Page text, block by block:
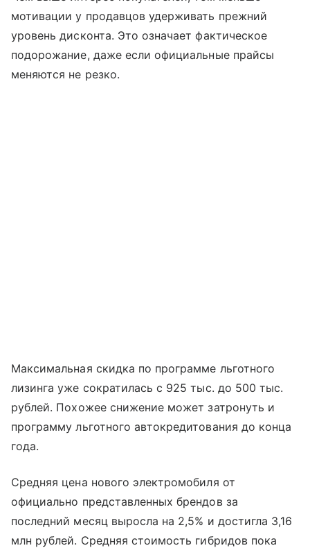
мотивации у продавцов удерживать прежний
уровень дисконта. Это означает фактическое
подорожание, даже если официальные прайсы
меняются не резко.
Максимальная скидка по программе льготного
лизинга уже сократилась с 925 тыс. до 500 тыс.
рублей. Похожее снижение может затронуть и
программу льготного автокредитования до конца
года.
Средняя цена нового электромобиля от
официально представленных брендов за
последний месяц выросла на 2,5% и достигла 3,16
млн рублей. Средняя стоимость гибридов пока